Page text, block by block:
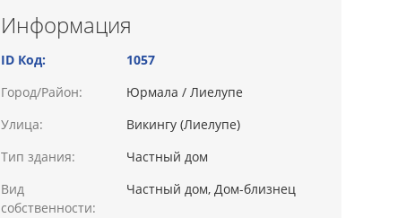
Информация
ID Код:
1057
Город/Район:
Юрмала / Лиелупе
Улица:
Викингу (Лиелупе)
Тип здания:
Частный дом
Вид
собственности:
Частный дом, Дом-близнец